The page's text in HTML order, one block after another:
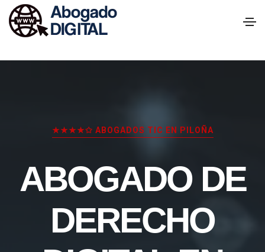
★★★★✩ ABOGADOS TIC EN PILOÑA
ABOGADO DE
DERECHO